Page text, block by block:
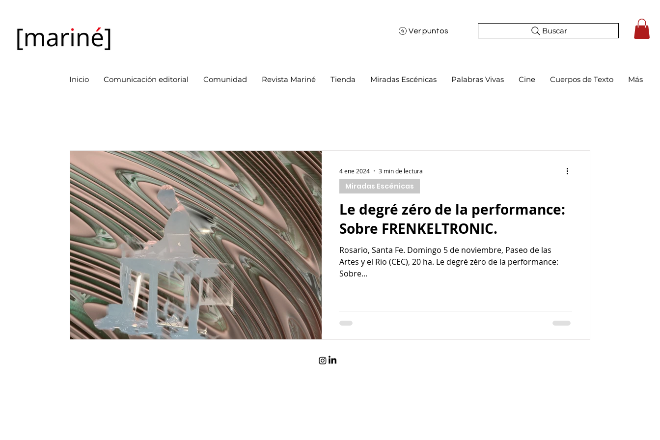
Ver puntos Buscar
Inicio Comunicación editorial Comunidad Revista Mariné Tienda Miradas Escénicas Palabras Vivas Cine Cuerpos de Texto Más
Le degré zéro de la performance:
Sobre FRENKELTRONIC.
Rosario, Santa Fe. Domingo 5 de noviembre, Paseo de las
Artes y el Rio (CEC), 20 ha. Le degré zéro de la performance:
Sobre...
Miradas Escénicas
4 ene 2024 3 min de lectura